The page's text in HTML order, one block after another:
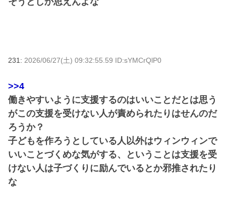
231: 2026/06/27(土) 09:32:55.59 ID:sYMCrQlP0
>>4
働きやすいように支援するのはいいことだとは思う
がこの支援を受けない人が責められたりはせんのだ
ろうか？
子どもを作ろうとしている人以外はウィンウィンで
いいことづくめな気がする、ということは支援を受
けない人は子づくりに励んでいるとか邪推されたり
な